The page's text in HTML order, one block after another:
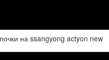
на ssangyong actyon new